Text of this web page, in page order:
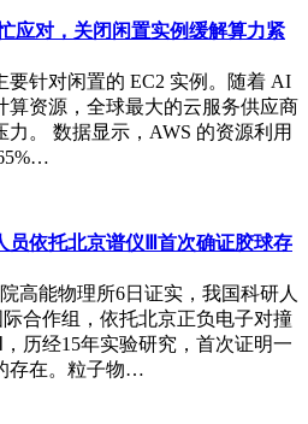
应对，关闭闲置实例缓解算力紧
要针对闲置的 EC2 实例。随着 AI
算资源，全球最大的云服务供应商
。 数据显示，AWS 的资源利用
员依托北京谱仪Ⅲ首次确证胶球存
高能物理所6日证实，我国科研人
合作组，依托北京正负电子对撞
历经15年实验研究，首次证明一
存在。粒子物…